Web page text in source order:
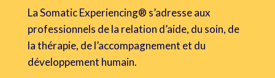
La Somatic Experiencing® s’adresse aux
professionnels de la relation d’aide, du soin, de
la thérapie, de l’accompagnement et du
développement humain.